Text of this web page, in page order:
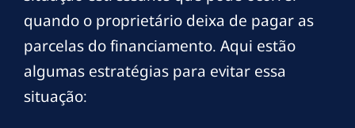
quando o proprietário deixa de pagar as
parcelas do financiamento. Aqui estão
algumas estratégias para evitar essa
situação: